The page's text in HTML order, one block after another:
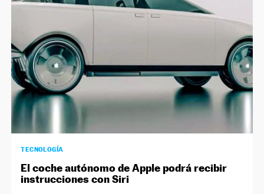
TECNOLOGÍA
El coche autónomo de Apple podrá recibir
instrucciones con Siri